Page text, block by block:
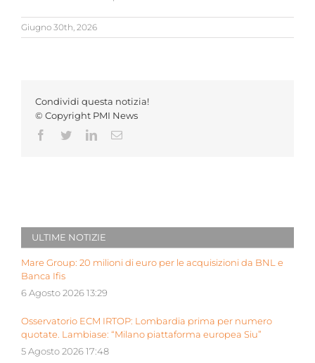
Giugno 30th, 2026
Condividi questa notizia!
© Copyright PMI News
Facebook
TwitterLinkedInEmail
ULTIME NOTIZIE
Mare Group: 20 milioni di euro per le acquisizioni da BNL e
Banca Ifis
6 Agosto 2026 13:29
Osservatorio ECM IRTOP: Lombardia prima per numero
quotate. Lambiase: “Milano piattaforma europea Siu”
5 Agosto 2026 17:48